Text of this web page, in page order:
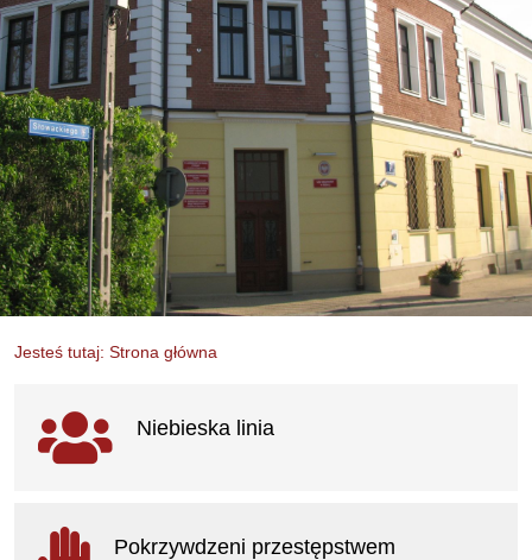
Jesteś tutaj: Strona główna
Ważne linki
Niebieska linia
Pokrzywdzeni przestępstwem